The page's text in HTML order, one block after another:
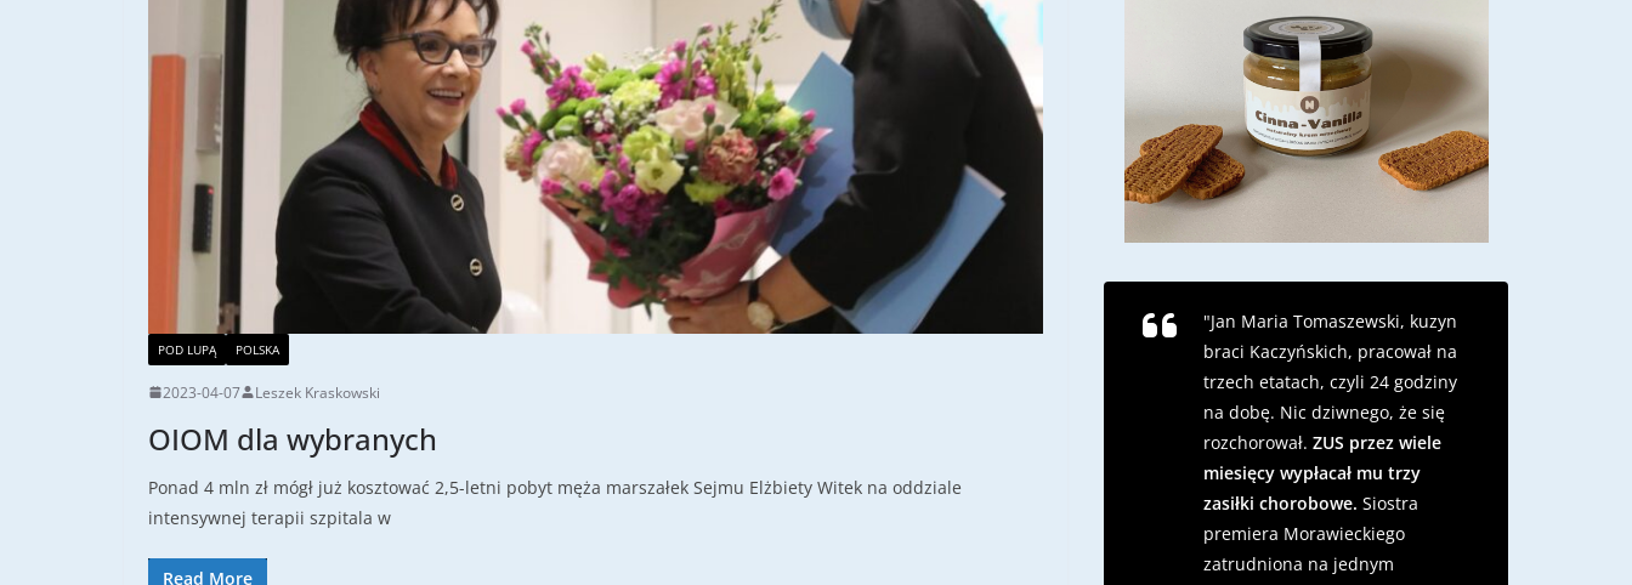
POD LUPĄ POLSKA
2023-04-07 Leszek Kraskowski
OIOM dla wybranych
Ponad 4 mln zł mógł już kosztować 2,5-letni pobyt męża marszałek Sejmu Elżbiety Witek na oddziale
intensywnej terapii szpitala w
Read More
"Jan Maria Tomaszewski, kuzyn
braci Kaczyńskich, pracował na
trzech etatach, czyli 24 godziny
na dobę. Nic dziwnego, że się
rozchorował. ZUS przez wiele
miesięcy wypłacał mu trzy
zasiłki chorobowe. Siostra
premiera Morawieckiego
zatrudniona na jednym